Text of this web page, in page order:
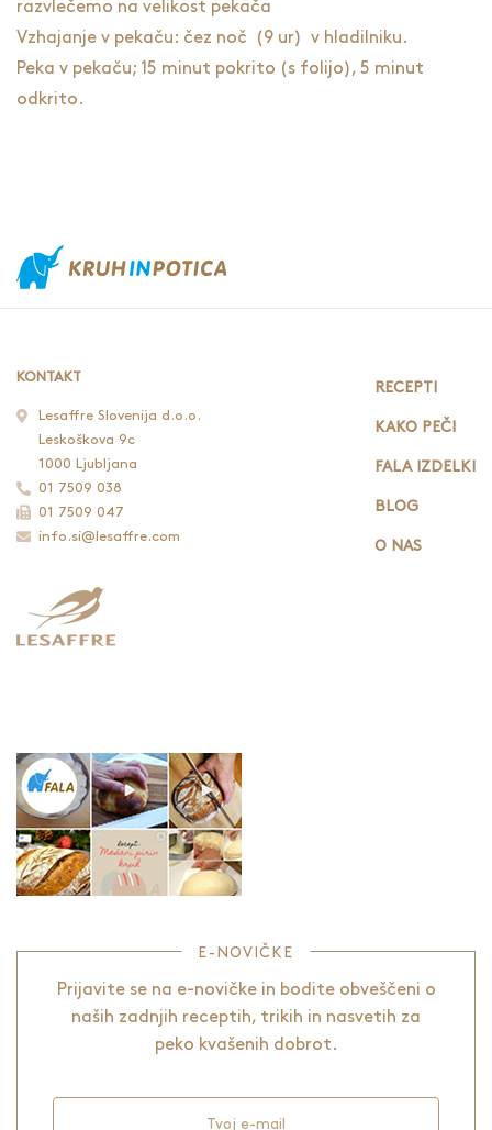
razvlečemo na velikost pekača
Vzhajanje v pekaču: čez noč (9 ur) v hladilniku.
Peka v pekaču; 15 minut pokrito (s folijo), 5 minut
odkrito.
KONTAKT
Lesaffre Slovenija d.o.o.
Leskoškova 9c
1000 Ljubljana
01 7509 038
01 7509 047
info.si@lesaffre.com
RECEPTI
KAKO PEČI
FALA IZDELKI
BLOG
O NAS
E-NOVIČKE
Prijavite se na e-novičke in bodite obveščeni o
naših zadnjih receptih, trikih in nasvetih za
peko kvašenih dobrot.
Tvoj e-mail